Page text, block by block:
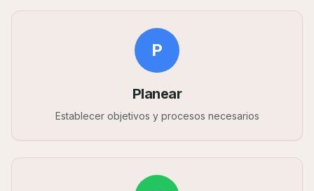
P
Planear
Establecer objetivos y procesos necesarios